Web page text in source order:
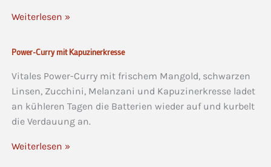
Weiterlesen »
Power-Curry mit Kapuzinerkresse
Vitales Power-Curry mit frischem Mangold, schwarzen
Linsen, Zucchini, Melanzani und Kapuzinerkresse ladet
an kühleren Tagen die Batterien wieder auf und kurbelt
die Verdauung an.
Weiterlesen »